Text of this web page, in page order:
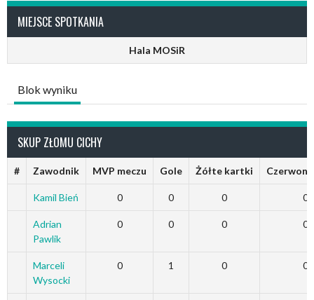
MIEJSCE SPOTKANIA
Hala MOSiR
Blok wyniku
SKUP ZŁOMU CICHY
# Zawodnik MVP meczu Gole Żółte kartki
Kamil Bień 0 0 0 0
Adrian
Pawlik
0 0 0 0
Marceli
Wysocki
0 1 0 0